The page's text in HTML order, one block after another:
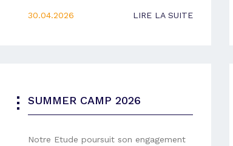
30.04.2026 LIRE LA SUITE
SUMMER CAMP 2026
Notre Etude poursuit son engagement